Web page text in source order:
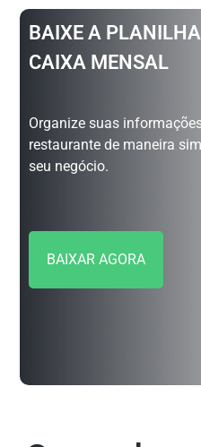
BAIXE A
CAIXA MENSAL
Organize suas
restaurante de maneira
seu negócio.
BAIXAR AGORA